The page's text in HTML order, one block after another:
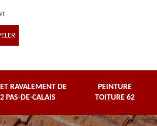
RAVALEMENT DE
PAS-DE-CALAIS
PEINTURE
TOITURE 62